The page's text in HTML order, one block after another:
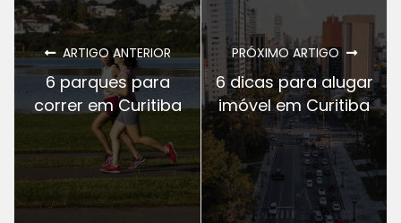
ARTIGO ANTERIOR
6 parques para
correr em Curitiba
PRÓXIMO ARTIGO
6 dicas para alugar
imóvel em Curitiba